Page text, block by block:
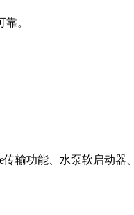
。
输功能、水泵软启动